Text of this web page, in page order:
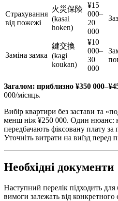
Страхування
від пожежі
火災保険
(kasai
hoken)
¥15
000–
20
000
Заміна замка
鍵交換
(kagi
koukan)
¥10
000–
30
000
Загалом: приблизно ¥350
000/місяць.
Вибір квартири без застави та
менш ніж ¥250 000. Один нюанс:
передбачають фіксовану плату за
Уточніть витрати на виїзд перед
Необхідні документи
Наступний перелік підходить для
вимоги залежать від конкретного